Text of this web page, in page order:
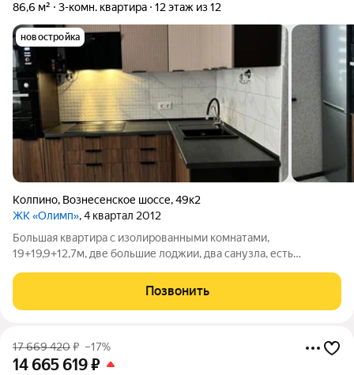
86,6 м² 3-комн. квартира 12 этаж из 12
новостройка
Колпино, Вознесенское шоссе,49к2
ЖК «Олимп», 4 квартал 2012
Большая квартира с изолированными комнатами,
19+19,9+12,7м, две большие лоджии, два санузла, есть
Позвонить
17 669 420₽ –17%
14 665 619₽